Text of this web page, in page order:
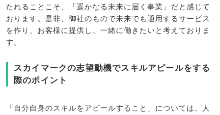
たれることこそ、「遥かなる未来に届く事業」だと感じて
おります。是非、御社のもので未来でも通用するサービス
を作り、お客様に提供し、一緒に働きたいと考えておりま
す。
スカイマークの志望動機でスキルアピールをする
際のポイント
「自分自身のスキルをアピールすること」については、人